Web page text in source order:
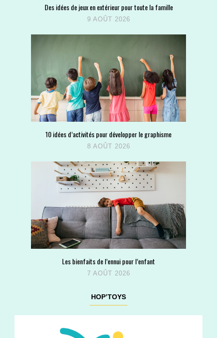
Des idées de jeux en extérieur pour toute la famille
9 AOÛT 2026
10 idées d’activités pour développer le graphisme
8 AOÛT 2026
Les bienfaits de l’ennui pour l’enfant
7 AOÛT 2026
HOP’TOYS